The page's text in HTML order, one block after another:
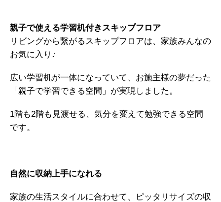
親子で使える学習机付きスキップフロア
リビングから繋がるスキップフロアは、家族みんなの
お気に入り♪
広い学習机が一体になっていて、お施主様の夢だった
「親子で学習できる空間」が実現しました。
1階も2階も見渡せる、気分を変えて勉強できる空間
です。
自然に収納上手になれる
家族の生活スタイルに合わせて、ピッタリサイズの収